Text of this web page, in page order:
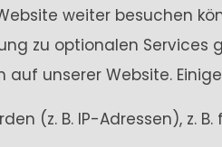
weiter besuchen
zu optionalen
unserer Website.
(z. B. IP-Adressen), z.